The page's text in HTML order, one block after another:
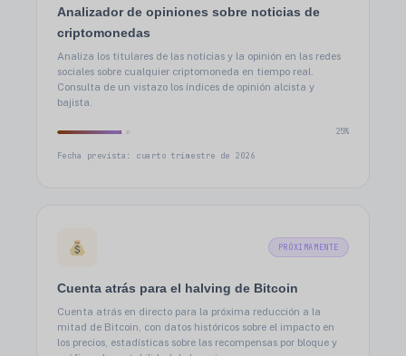
Analizador de opiniones sobre noticias de
criptomonedas
Analiza los titulares de las noticias y la opinión en las redes
sociales sobre cualquier criptomoneda en tiempo real.
Consulta de un vistazo los índices de opinión alcista y
bajista.
25%
Fecha prevista: cuarto trimestre de 2026
PRÓXIMAMENTE
Cuenta atrás para el halving de Bitcoin
Cuenta atrás en directo para la próxima reducción a la
mitad de Bitcoin, con datos históricos sobre el impacto en
los precios, estadísticas sobre las recompensas por bloque y